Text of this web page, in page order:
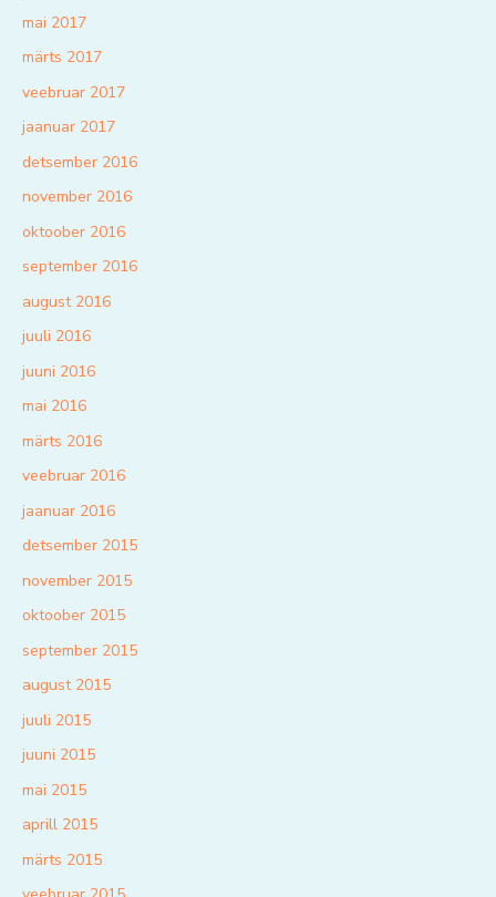
mai 2017
märts 2017
veebruar 2017
jaanuar 2017
detsember 2016
november 2016
oktoober 2016
september 2016
august 2016
juuli 2016
juuni 2016
mai 2016
märts 2016
veebruar 2016
jaanuar 2016
detsember 2015
november 2015
oktoober 2015
september 2015
august 2015
juuli 2015
juuni 2015
mai 2015
aprill 2015
märts 2015